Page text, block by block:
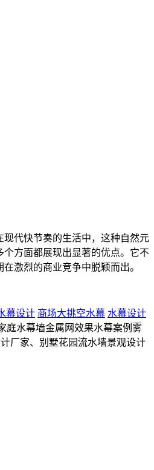
代快节奏的生活中，这种自然元
方面都展现出显著的优点。它不
激烈的商业竞争中脱颖而出。
幕设计 商场大挑空水幕 水幕设计
庭水幕墙金属网效果水幕案例雾
厂家、别墅花园流水墙景观设计